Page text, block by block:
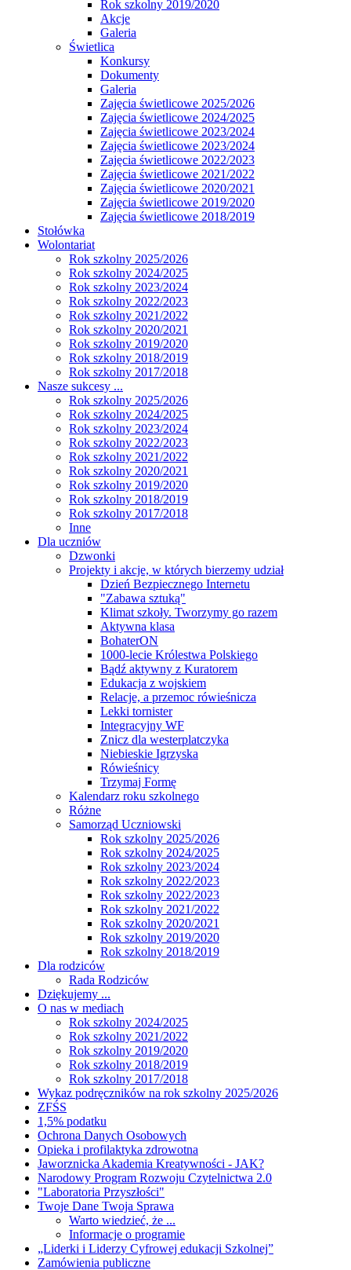
Rok szkolny 2019/2020
Akcje
Galeria
Świetlica
Konkursy
Dokumenty
Galeria
Zajęcia świetlicowe 2025/2026
Zajęcia świetlicowe 2024/2025
Zajęcia świetlicowe 2023/2024
Zajęcia świetlicowe 2023/2024
Zajęcia świetlicowe 2022/2023
Zajęcia świetlicowe 2021/2022
Zajęcia świetlicowe 2020/2021
Zajęcia świetlicowe 2019/2020
Zajęcia świetlicowe 2018/2019
Stołówka
Wolontariat
Rok szkolny 2025/2026
Rok szkolny 2024/2025
Rok szkolny 2023/2024
Rok szkolny 2022/2023
Rok szkolny 2021/2022
Rok szkolny 2020/2021
Rok szkolny 2019/2020
Rok szkolny 2018/2019
Rok szkolny 2017/2018
Nasze sukcesy ...
Rok szkolny 2025/2026
Rok szkolny 2024/2025
Rok szkolny 2023/2024
Rok szkolny 2022/2023
Rok szkolny 2021/2022
Rok szkolny 2020/2021
Rok szkolny 2019/2020
Rok szkolny 2018/2019
Rok szkolny 2017/2018
Inne
Dla uczniów
Dzwonki
Projekty i akcje, w których bierzemy udział
Dzień Bezpiecznego Internetu
"Zabawa sztuką"
Klimat szkoły. Tworzymy go razem
Aktywna klasa
BohaterON
1000-lecie Królestwa Polskiego
Bądź aktywny z Kuratorem
Edukacja z wojskiem
Relacje, a przemoc rówieśnicza
Lekki tornister
Integracyjny WF
Znicz dla westerplatczyka
Niebieskie Igrzyska
Rówieśnicy
Trzymaj Formę
Kalendarz roku szkolnego
Różne
Samorząd Uczniowski
Rok szkolny 2025/2026
Rok szkolny 2024/2025
Rok szkolny 2023/2024
Rok szkolny 2022/2023
Rok szkolny 2022/2023
Rok szkolny 2021/2022
Rok szkolny 2020/2021
Rok szkolny 2019/2020
Rok szkolny 2018/2019
Dla rodziców
Rada Rodziców
Dziękujemy ...
O nas w mediach
Rok szkolny 2024/2025
Rok szkolny 2021/2022
Rok szkolny 2019/2020
Rok szkolny 2018/2019
Rok szkolny 2017/2018
Wykaz podręczników na rok szkolny 2025/2026
ZFŚS
1,5% podatku
Ochrona Danych Osobowych
Opieka i profilaktyka zdrowotna
Jaworznicka Akademia Kreatywności - JAK?
Narodowy Program Rozwoju Czytelnictwa 2.0
"Laboratoria Przyszłości"
Twoje Dane Twoja Sprawa
Warto wiedzieć, że ...
Informacje o programie
„Liderki i Liderzy Cyfrowej edukacji Szkolnej”
Zamówienia publiczne